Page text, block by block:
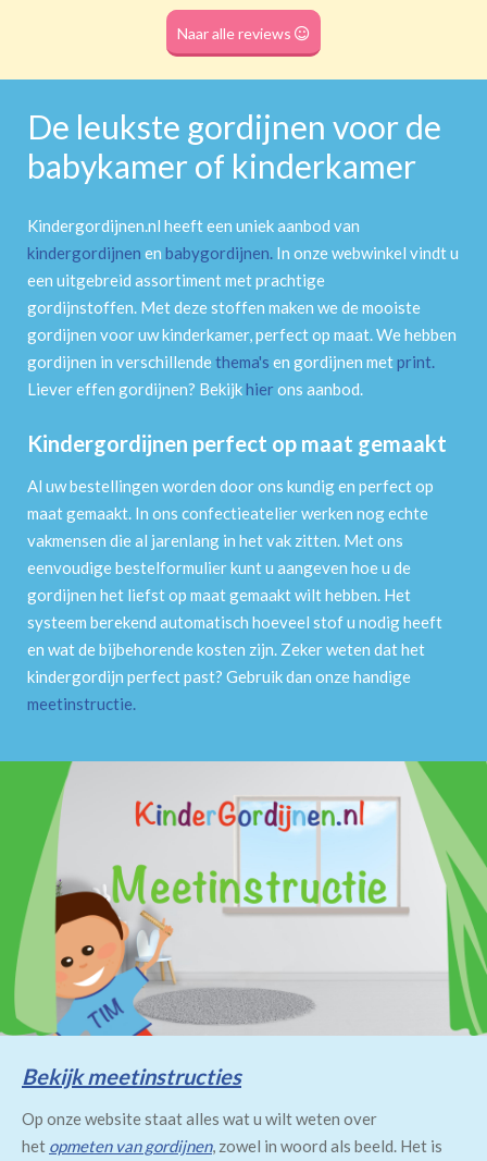
(dubbele tunnel)
Naar alle reviews
De leukste gordijnen voor de
babykamer of kinderkamer
Kindergordijnen.nl heeft een uniek aanbod van
kindergordijnen en babygordijnen. In onze webwinkel vindt u
een uitgebreid assortiment met prachtige
gordijnstoffen. Met deze stoffen maken we de mooiste
gordijnen voor uw kinderkamer, perfect op maat. We hebben
gordijnen in verschillendethema's en gordijnen metprint.
Liever effen gordijnen? Bekijkhierons aanbod.
Kindergordijnen perfect op maat gemaakt
Al uw bestellingen worden door ons kundig en perfect op
maat gemaakt. In ons confectieatelier werken nog echte
vakmensen die al jarenlang in het vak zitten. Met ons
eenvoudige bestelformulier kunt u aangeven hoe u de
gordijnen het liefst op maat gemaakt wilt hebben. Het
systeem berekend automatisch hoeveel stof u nodig heeft
en wat de bijbehorende kosten zijn. Zeker weten dat het
kindergordijn perfect past? Gebruik dan onze handige
meetinstructie.
Bekijk meetinstructies
Op onze website staat alles wat u wilt weten over
het opmeten van gordijnen, zowel in woord als beeld. Het is